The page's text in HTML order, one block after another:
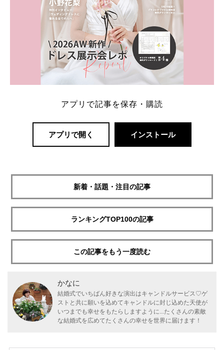
アプリで記事を保存・購読
アプリで開く インストール
新着・話題・注目の記事
ランキングTOP100の記事
この記事をもう一度読む
かなに
結婚式でいちばん好きな演出はキャンドルサービス♡ゲ
ストと共に願いを込めてキャンドルに封じ込めた天使が
いつまでも幸せをもたらしますように...たくさんの素敵
な結婚式を広めてたくさんの幸せを世界に届けます！